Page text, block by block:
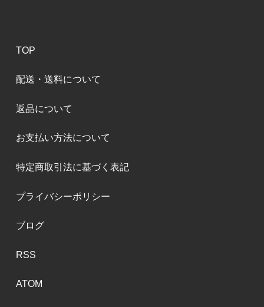
TOP
配送・送料について
返品について
お支払い方法について
特定商取引法に基づく表記
プライバシーポリシー
ブログ
RSS
ATOM